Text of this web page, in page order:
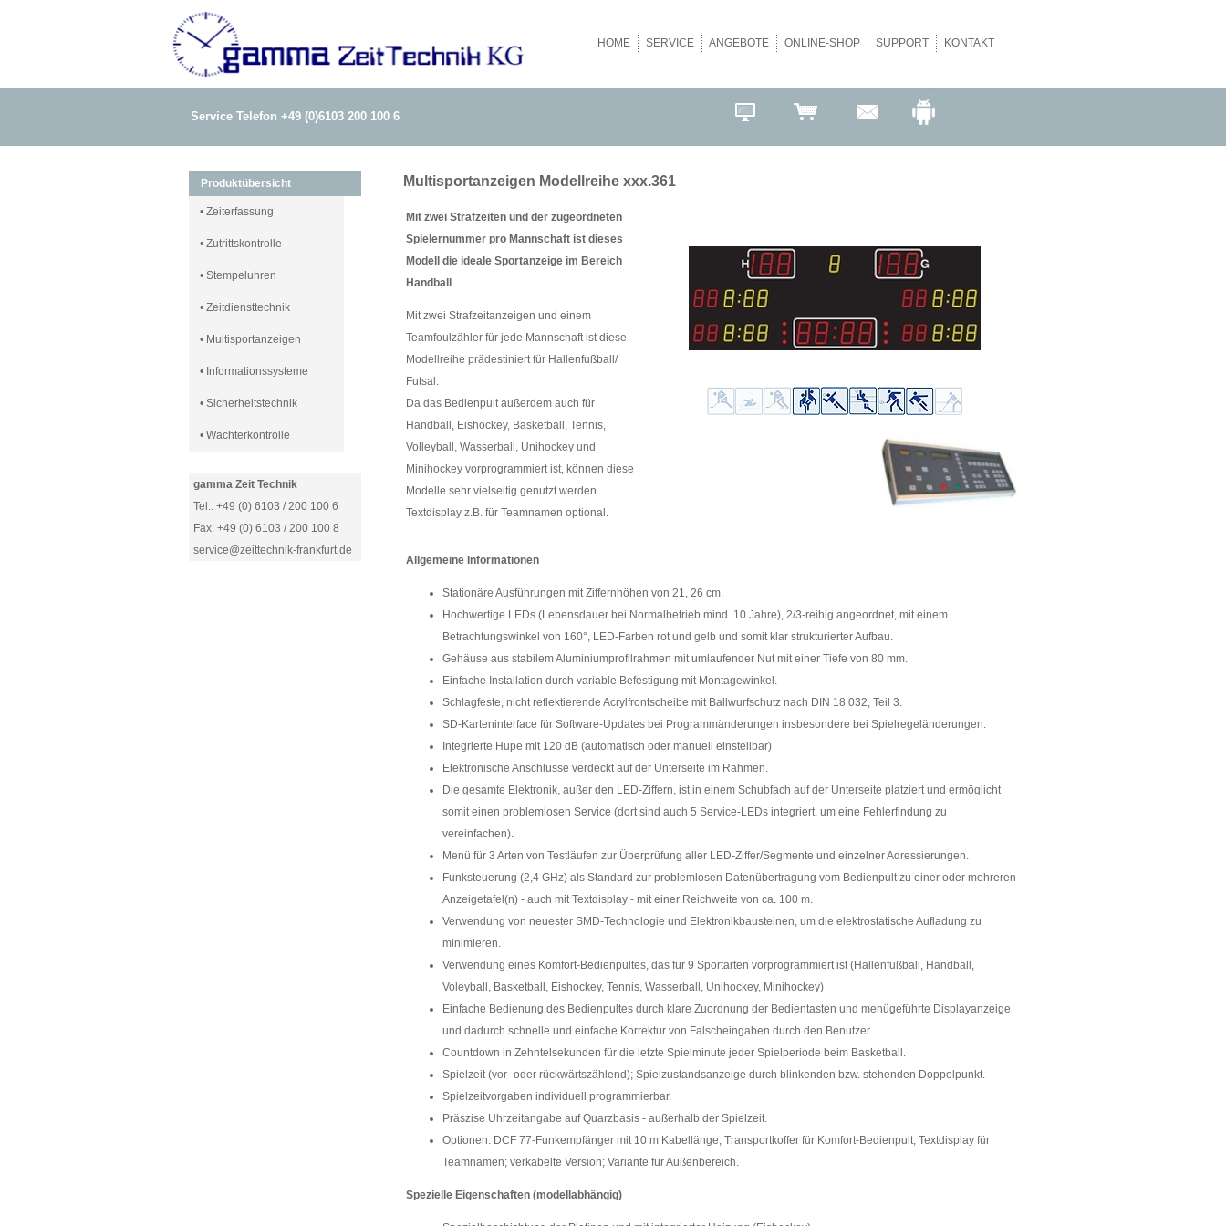
HOME SERVICE ANGEBOTE ONLINE-SHOP SUPPORT KONTAKT
Service Telefon +49 (0)6103 200 100 6
Produktübersicht
• Zeiterfassung
• Zutrittskontrolle
• Stempeluhren
• Zeitdiensttechnik
• Multisportanzeigen
• Informationssysteme
• Sicherheitstechnik
• Wächterkontrolle
gamma Zeit Technik
Tel.: +49 (0) 6103 / 200 100 6
Fax: +49 (0) 6103 / 200 100 8
service@zeittechnik-frankfurt.de
Multisportanzeigen Modellreihe xxx.361
Mit zwei Strafzeiten und der zugeordneten
Spielernummer pro Mannschaft ist dieses
Modell die ideale Sportanzeige im Bereich
Handball
Mit zwei Strafzeitanzeigen und einem
Teamfoulzähler für jede Mannschaft ist diese
Modellreihe prädestiniert für Hallenfußball/
Futsal.
Da das Bedienpult außerdem auch für
Handball, Eishockey, Basketball, Tennis,
Volleyball, Wasserball, Unihockey und
Minihockey vorprogrammiert ist, können diese
Modelle sehr vielseitig genutzt werden.
Textdisplay z.B. für Teamnamen optional.
Allgemeine Informationen
Stationäre Ausführungen mit Ziffernhöhen von 21, 26 cm.
Hochwertige LEDs (Lebensdauer bei Normalbetrieb mind. 10 Jahre), 2/3-reihig angeordnet, mit einem
Betrachtungswinkel von 160°, LED-Farben rot und gelb und somit klar strukturierter Aufbau.
Gehäuse aus stabilem Aluminiumprofilrahmen mit umlaufender Nut mit einer Tiefe von 80 mm.
Einfache Installation durch variable Befestigung mit Montagewinkel.
Schlagfeste, nicht reflektierende Acrylfrontscheibe mit Ballwurfschutz nach DIN 18 032, Teil 3.
SD-Karteninterface für Software-Updates bei Programmänderungen insbesondere bei Spielregeländerungen.
Integrierte Hupe mit 120 dB (automatisch oder manuell einstellbar)
Elektronische Anschlüsse verdeckt auf der Unterseite im Rahmen.
Die gesamte Elektronik, außer den LED-Ziffern, ist in einem Schubfach auf der Unterseite platziert und ermöglicht
somit einen problemlosen Service (dort sind auch 5 Service-LEDs integriert, um eine Fehlerfindung zu
vereinfachen).
Menü für 3 Arten von Testläufen zur Überprüfung aller LED-Ziffer/Segmente und einzelner Adressierungen.
Funksteuerung (2,4 GHz) als Standard zur problemlosen Datenübertragung vom Bedienpult zu einer oder mehreren
Anzeigetafel(n) - auch mit Textdisplay - mit einer Reichweite von ca. 100 m.
Verwendung von neuester SMD-Technologie und Elektronikbausteinen, um die elektrostatische Aufladung zu
minimieren.
Verwendung eines Komfort-Bedienpultes, das für 9 Sportarten vorprogrammiert ist (Hallenfußball, Handball,
Voleyball, Basketball, Eishockey, Tennis, Wasserball, Unihockey, Minihockey)
Einfache Bedienung des Bedienpultes durch klare Zuordnung der Bedientasten und menügeführte Displayanzeige
und dadurch schnelle und einfache Korrektur von Falscheingaben durch den Benutzer.
Countdown in Zehntelsekunden für die letzte Spielminute jeder Spielperiode beim Basketball.
Spielzeit (vor- oder rückwärtszählend); Spielzustandsanzeige durch blinkenden bzw. stehenden Doppelpunkt.
Spielzeitvorgaben individuell programmierbar.
Präszise Uhrzeitangabe auf Quarzbasis - außerhalb der Spielzeit.
Optionen: DCF 77-Funkempfänger mit 10 m Kabellänge; Transportkoffer für Komfort-Bedienpult; Textdisplay für
Teamnamen; verkabelte Version; Variante für Außenbereich.
Spezielle Eigenschaften (modellabhängig)